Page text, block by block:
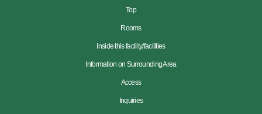
Top
Rooms
Inside this facility/facilities
Information on Surrounding Area
Access
Inquiries